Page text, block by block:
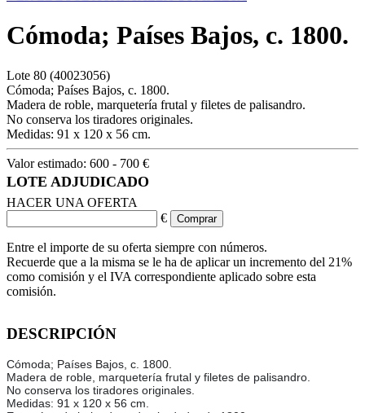
Cómoda; Países Bajos, c. 1800.
Lote 80 (40023056)
Cómoda; Países Bajos, c. 1800.
Madera de roble, marquetería frutal y filetes de palisandro.
No conserva los tiradores originales.
Medidas: 91 x 120 x 56 cm.
Valor estimado: 600 - 700 €
LOTE ADJUDICADO
HACER UNA OFERTA
€
Entre el importe de su oferta siempre con números.
Recuerde que a la misma se le ha de aplicar un incremento del 21%
como comisión y el IVA correspondiente aplicado sobre esta
comisión.
DESCRIPCIÓN
Cómoda; Países Bajos, c. 1800.
Madera de roble, marquetería frutal y filetes de palisandro.
No conserva los tiradores originales.
Medidas: 91 x 120 x 56 cm.